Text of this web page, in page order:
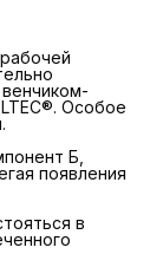
Особое
Б,
появления
в